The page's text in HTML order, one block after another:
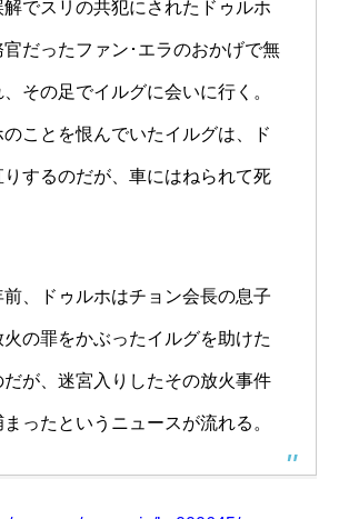
解でスリの共犯にされたドゥルホ
だったファン･エラのおかげで無
その足でイルグに会いに行く。
ことを恨んでいたイルグは、ド
りするのだが、車にはねられて死
、ドゥルホはチョン会長の息子
の罪をかぶったイルグを助けた
だが、迷宮入りしたその放火事件
ったというニュースが流れる。